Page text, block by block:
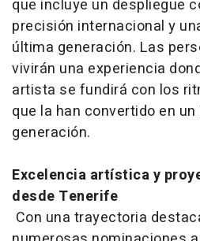
que incluye un despliegue
precisión internacional y
última generación. Las
vivirán una experiencia
artista se fundirá con los
que la han convertido en
generación.
Excelencia artística y
desde Tenerife
Con una trayectoria